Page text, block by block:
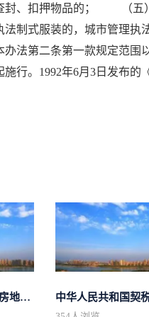
封、扣押物品的； （
法制式服装的，城市管理
第二条第一款规定范围
施行。1992年6月3日发布
中华人民共和国城市房地产管理法 中华人民共和国契